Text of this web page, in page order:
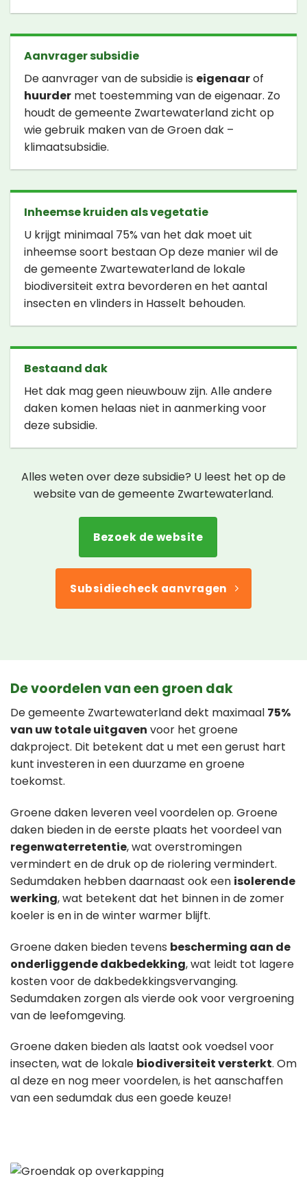
Aanvrager subsidie
De aanvrager van de subsidie is eigenaarof
huurder met toestemming van de eigenaar. Zo
houdt de gemeente Zwartewaterland zicht op
wie gebruik maken van de Groen dak –
klimaatsubsidie.
Inheemse kruiden als vegetatie
U krijgt minimaal 75% van het dak moet uit
inheemse soort bestaan Op deze manier wil de
de gemeente Zwartewaterland de lokale
biodiversiteit extra bevorderen en het aantal
insecten en vlinders in Hasselt behouden.
Bestaand dak
Het dak mag geen nieuwbouw zijn. Alle andere
daken komen helaas niet in aanmerking voor
deze subsidie.
Alles weten over deze subsidie? U leest het op de
website van de gemeente Zwartewaterland.
Bezoek de website
Subsidiecheck aanvragen
De voordelen van een groen dak
De gemeente Zwartewaterland dekt maximaal 75%
van uw totale uitgaven voor het groene
dakproject. Dit betekent dat u met een gerust hart
kunt investeren in een duurzame en groene
toekomst.
Groene daken leveren veel voordelen op. Groene
daken bieden in de eerste plaats het voordeel van
regenwaterretentie, wat overstromingen
vermindert en de druk op de riolering vermindert.
Sedumdaken hebben daarnaast ook een isolerende
werking, wat betekent dat het binnen in de zomer
koeler is en in de winter warmer blijft.
Groene daken bieden tevens bescherming aan de
onderliggende dakbedekking, wat leidt tot lagere
kosten voor de dakbedekkingsvervanging.
Sedumdaken zorgen als vierde ook voor vergroening
van de leefomgeving.
Groene daken bieden als laatst ook voedsel voor
insecten, wat de lokale biodiversiteit versterkt. Om
al deze en nog meer voordelen, is het aanschaffen
van een sedumdak dus een goede keuze!